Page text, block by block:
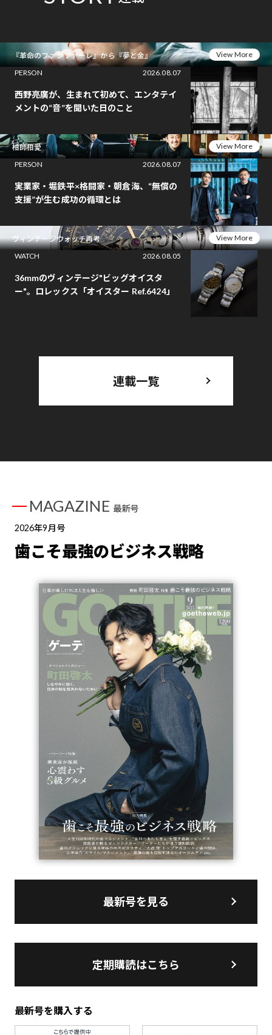
『革命のファンファーレ』から『夢と金』
View More
PERSON
2026.08.07
西野亮廣が、生まれて初めて、エンタテイ
メントの“音”を聞いた日のこと
相師相愛
View More
PERSON
2026.08.07
実業家・堀鉄平×格闘家・朝倉海、“無償の
支援”が生む成功の循環とは
ヴィンテージウォッチ再考
View More
WATCH
2026.08.05
36mmのヴィンテージ"ビッグオイスタ
ー"。ロレックス「オイスター Ref.6424」
連載一覧
MAGAZINE 最新号
2026年9月号
歯こそ最強のビジネス戦略
最新号を見る
定期購読はこちら
最新号を購入する